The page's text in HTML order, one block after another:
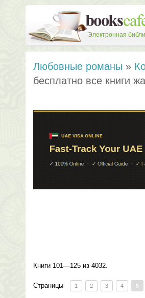
Электронная
Любовные романы »
бесплатно все книги
Книги 101—125 из 4032.
Страницы 1 2 3 4 5